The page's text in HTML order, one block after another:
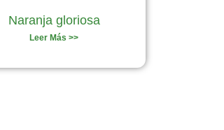
Naranja gloriosa
Leer Más >>